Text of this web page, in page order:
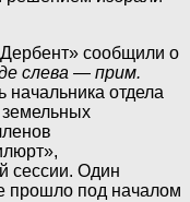
сообщили о
слева — прим.
начальника отдела
земельных
сессии. Один
прошло под началом